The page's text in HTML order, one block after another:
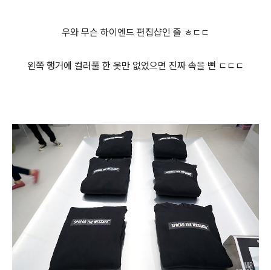
우와 무슨 하이엔드 편집샵인 줄 ㅎㄷㄷ
왼쪽 행거에 컬러풀 한 옷만 없었으면 진짜 속을 뻔 ㄷㄷㄷ